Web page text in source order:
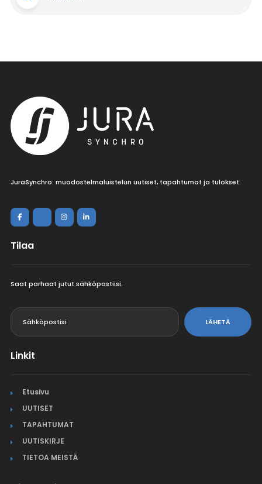
JuraSynchro: muodostelmaluistelun uutiset, tapahtumat ja tulokset.
Tilaa
Saat parhaat jutut sähköpostiisi.
LÄHETÄ
Linkit
Etusivu
UUTISET
TAPAHTUMAT
UUTISKIRJE
TIETOA MEISTÄ